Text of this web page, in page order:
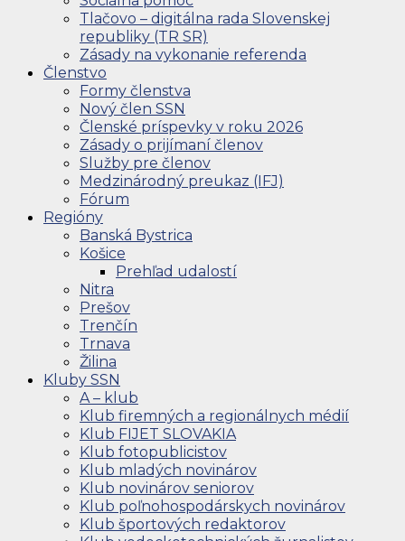
Tlačovo – digitálna rada Slovenskej
republiky (TR SR)
Zásady na vykonanie referenda
Členstvo
Formy členstva
Nový člen SSN
Členské príspevky v roku 2026
Zásady o prijímaní členov
Služby pre členov
Medzinárodný preukaz (IFJ)
Fórum
Regióny
Banská Bystrica
Košice
Prehľad udalostí
Nitra
Prešov
Trenčín
Trnava
Žilina
Kluby SSN
A – klub
Klub firemných a regionálnych médií
Klub FIJET SLOVAKIA
Klub fotopublicistov
Klub mladých novinárov
Klub novinárov seniorov
Klub poľnohospodárskych novinárov
Klub športových redaktorov